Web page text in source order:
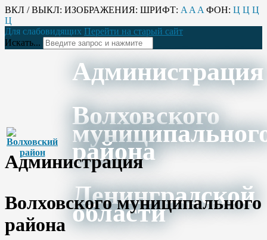
ВКЛ / ВЫКЛ: ИЗОБРАЖЕНИЯ: ШРИФТ: A A A ФОН: Ц Ц Ц
Ц
Для слабовидящих Перейти на старый сайт
Искать...
Администрация
Волховского
района
Ленинградской
области
Администрация
Волховского муниципального
района